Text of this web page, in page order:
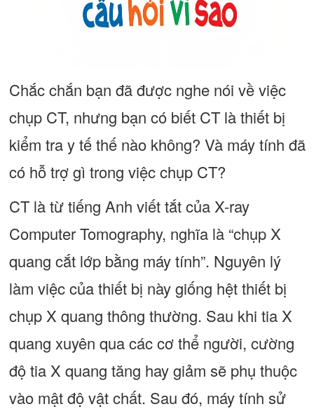
Chắc chắn bạn đã được nghe nói về việc
chụp CT, nhưng bạn có biết CT là thiết bị
kiểm tra y tế thế nào không? Và máy tính đã
có hỗ trợ gì trong việc chụp CT?
CT là từ tiếng Anh viết tắt của X-ray
Computer Tomography, nghĩa là “chụp X
quang cắt lớp bằng máy tính”. Nguyên lý
làm việc của thiết bị này giống hệt thiết bị
chụp X quang thông thường. Sau khi tia X
quang xuyên qua các cơ thể người, cường
độ tia X quang tăng hay giảm sẽ phụ thuộc
vào mật độ vật chất. Sau đó, máy tính sử